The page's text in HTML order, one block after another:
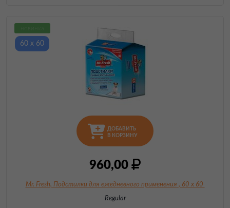
ДОБАВИТЬ
В КОРЗИНУ
960,00
60 х 60
Mr. Fresh, Подстилки для ежедневного применения , 60 х 60
Regular